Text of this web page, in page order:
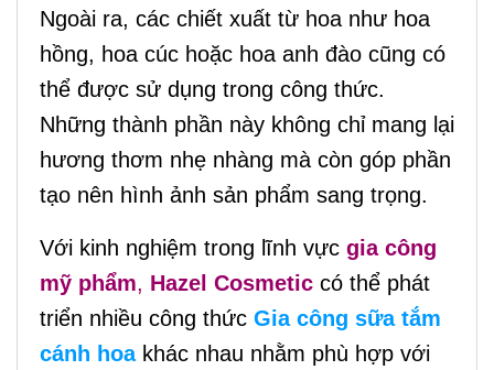
Ngoài ra, các chiết xuất từ hoa như hoa
hồng, hoa cúc hoặc hoa anh đào cũng có
thể được sử dụng trong công thức.
Những thành phần này không chỉ mang lại
hương thơm nhẹ nhàng mà còn góp phần
tạo nên hình ảnh sản phẩm sang trọng.
Với kinh nghiệm trong lĩnh vực gia công
mỹ phẩm, Hazel Cosmetic có thể phát
triển nhiều công thức Gia công sữa tắm
cánh hoakhác nhau nhằm phù hợp với